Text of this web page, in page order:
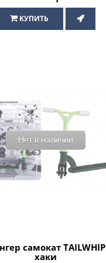
КУПИТЬ
Нет в наличии
самокат TAILWHIP
хаки